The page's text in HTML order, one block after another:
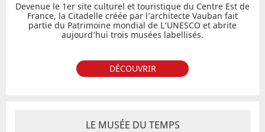
Devenue le 1er site culturel et touristique du Centre Est de
France, la Citadelle créée par l’architecte Vauban fait
partie du Patrimoine mondial de L’UNESCO et abrite
aujourd’hui trois musées labellisés.
DÉCOUVRIR
LE MUSÉE DU TEMPS